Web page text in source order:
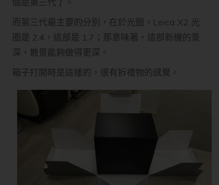
而第三代最主要的分別，在於光圈，Leica X2 光
圈是 2.4，這部是 1.7；那意味著，這部新機的景
深，散景能夠做得更深。
箱子打開時是這樣的，很有拆禮物的感覺。